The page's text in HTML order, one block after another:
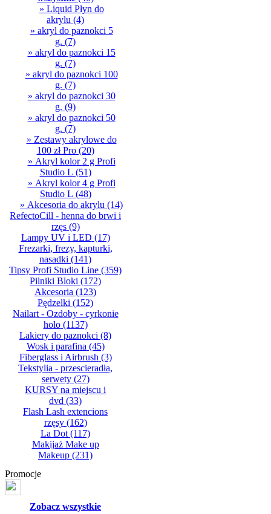
» Liquid Płyn do
akrylu (4)
» akryl do paznokci 5
g. (7)
» akryl do paznokci 15
g. (7)
» akryl do paznokci 100
g. (7)
» akryl do paznokci 30
g. (9)
» akryl do paznokci 50
g. (7)
» Zestawy akrylowe do
100 zł Pro(20)
» Akryl kolor 2 g Profi
Studio L (51)
» Akryl kolor 4 g Profi
Studio L (48)
» Akcesoria do akrylu (14)
RefectoCill - henna do brwi i
rzęs(9)
Lampy UV i LED (17)
Frezarki, frezy, kapturki,
nasadki (141)
Tipsy Profi Studio Line (359)
Pilniki Bloki (172)
Akcesoria (123)
Pędzelki (152)
Nailart - Ozdoby - cyrkonie
holo(1137)
Lakiery do paznokci (8)
Wosk i parafina (45)
Fiberglass i Airbrush (3)
Tekstylia - przescieradła,
serwety(27)
KURSY na miejscu i
dvd (33)
Flash Lash extencions
rzęsy(162)
La Dot (117)
Makijaż Make up
Makeup (231)
Promocje
Zobacz wszystkie